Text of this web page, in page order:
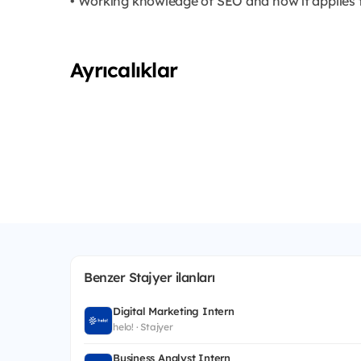
Ayrıcalıklar
Benzer Stajyer ilanları
Digital Marketing Intern
helo! · Stajyer
Business Analyst Intern